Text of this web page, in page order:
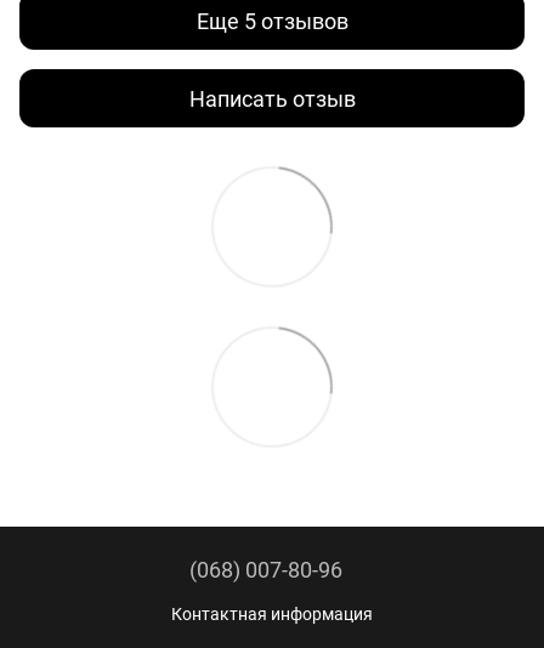
Еще 5 отзывов
Написать отзыв
(068) 007-80-96
Контактная информация